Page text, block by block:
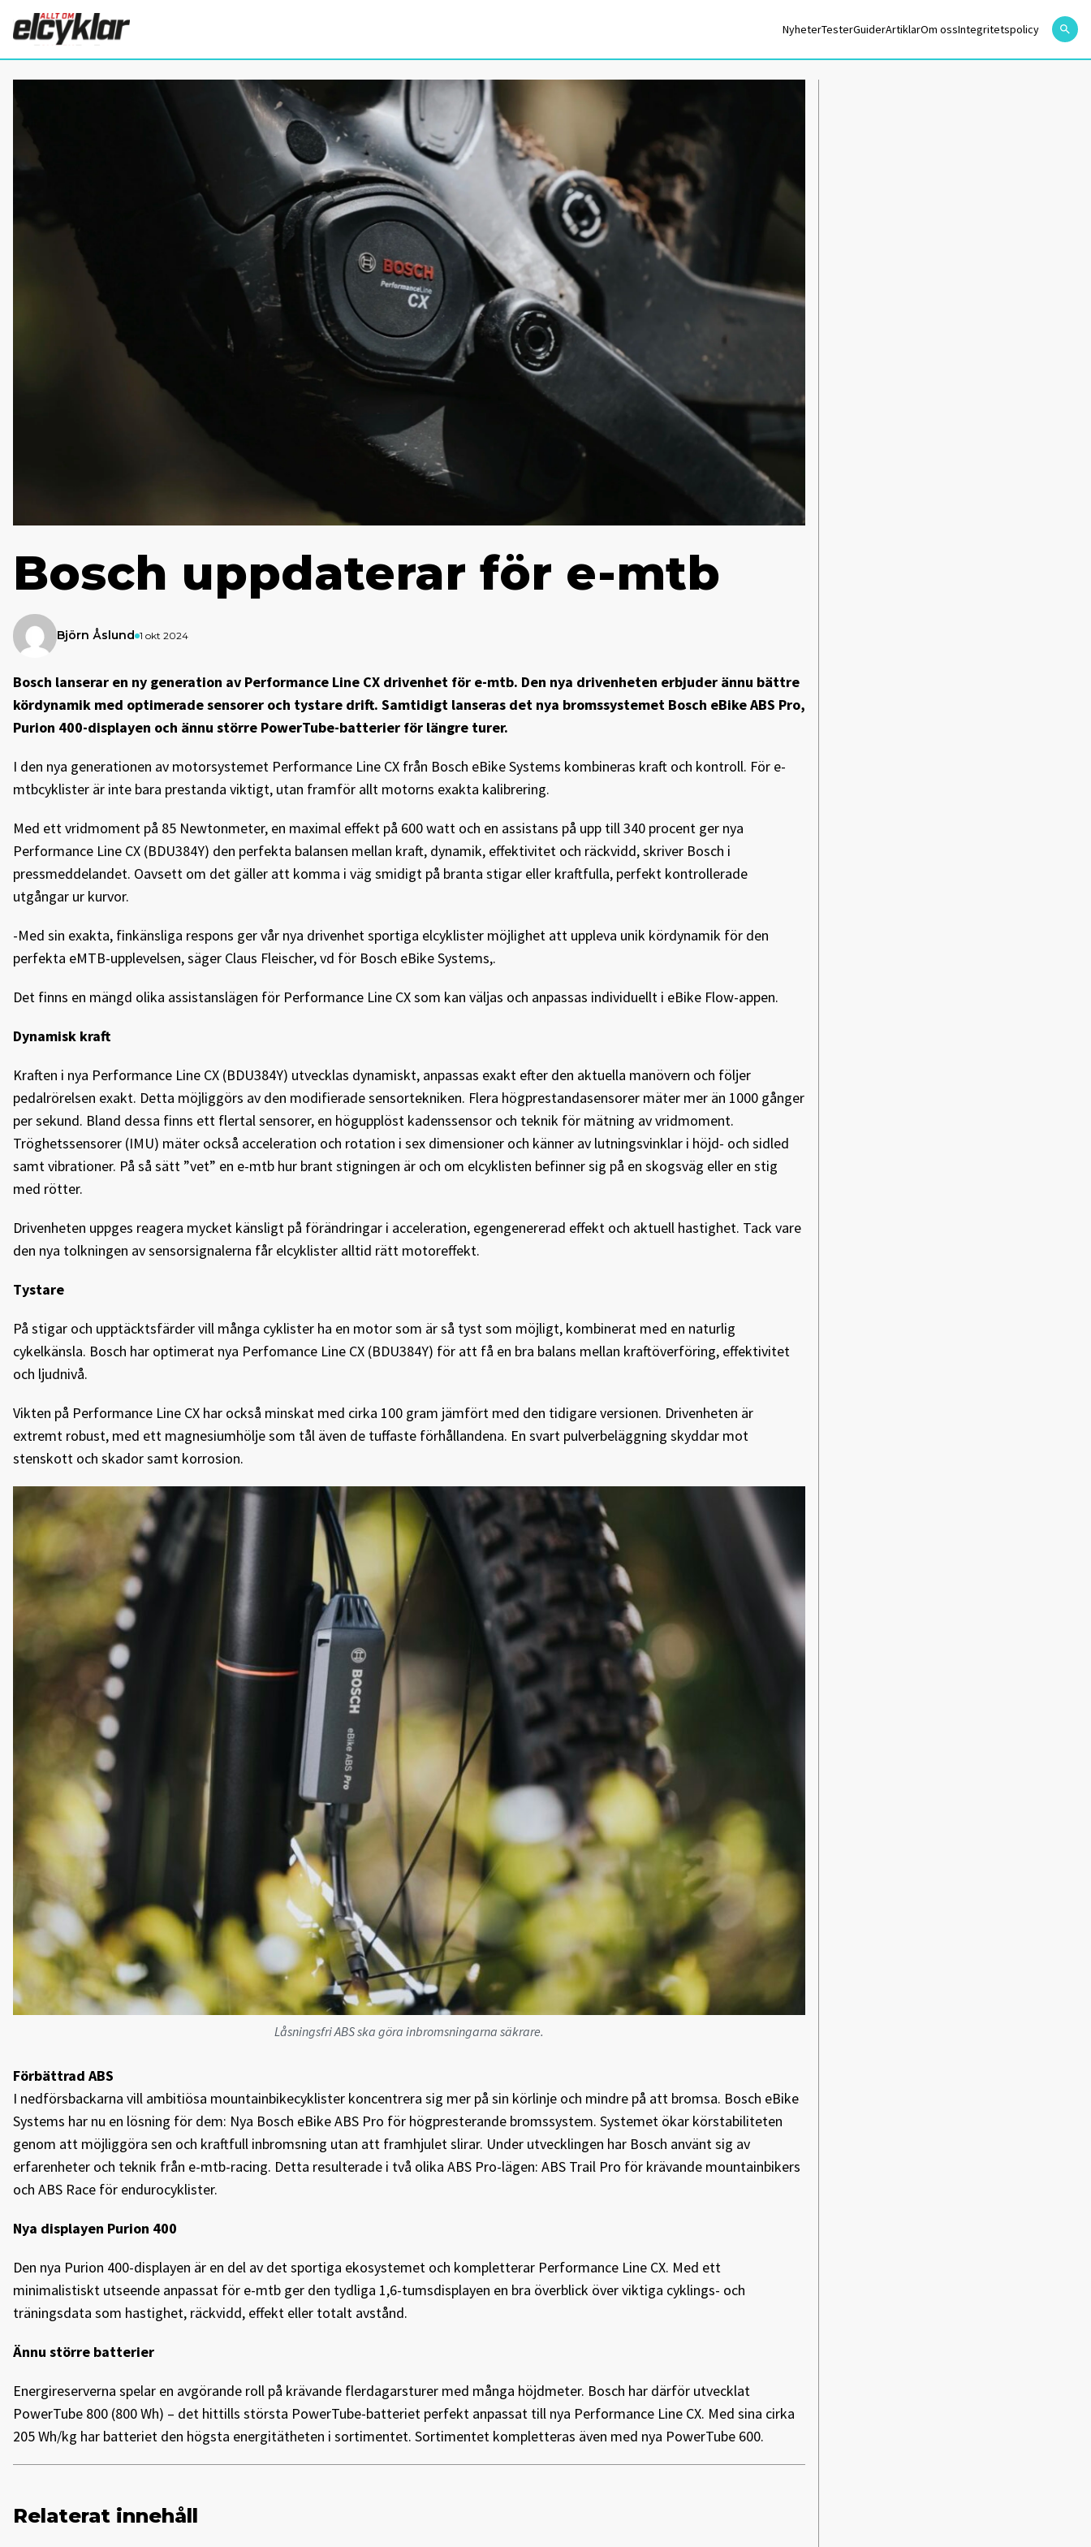
NyheterTesterGuiderArtiklarOm ossIntegritetspolicy
Bosch uppdaterar för e-mtb
Björn Åslund 1 okt 2024
Bosch lanserar en ny generation av Performance Line CX drivenhet för e-mtb. Den nya drivenheten erbjuder ännu bättre
kördynamik med optimerade sensorer och tystare drift. Samtidigt lanseras det nya bromssystemet Bosch eBike ABS Pro,
Purion 400-displayen och ännu större PowerTube-batterier för längre turer.
I den nya generationen av motorsystemet Performance Line CX från Bosch eBike Systems kombineras kraft och kontroll. För e-
mtbcyklister är inte bara prestanda viktigt, utan framför allt motorns exakta kalibrering.
Med ett vridmoment på 85 Newtonmeter, en maximal effekt på 600 watt och en assistans på upp till 340 procent ger nya
Performance Line CX (BDU384Y) den perfekta balansen mellan kraft, dynamik, effektivitet och räckvidd, skriver Bosch i
pressmeddelandet. Oavsett om det gäller att komma i väg smidigt på branta stigar eller kraftfulla, perfekt kontrollerade
utgångar ur kurvor.
-Med sin exakta, finkänsliga respons ger vår nya drivenhet sportiga elcyklister möjlighet att uppleva unik kördynamik för den
perfekta eMTB-upplevelsen, säger Claus Fleischer, vd för Bosch eBike Systems,.
Det finns en mängd olika assistanslägen för Performance Line CX som kan väljas och anpassas individuellt i eBike Flow-appen.
Dynamisk kraft
Kraften i nya Performance Line CX (BDU384Y) utvecklas dynamiskt, anpassas exakt efter den aktuella manövern och följer
pedalrörelsen exakt. Detta möjliggörs av den modifierade sensortekniken. Flera högprestandasensorer mäter mer än 1000 gånger
per sekund. Bland dessa finns ett flertal sensorer, en högupplöst kadenssensor och teknik för mätning av vridmoment.
Tröghetssensorer (IMU) mäter också acceleration och rotation i sex dimensioner och känner av lutningsvinklar i höjd- och sidled
samt vibrationer. På så sätt ”vet” en e-mtb hur brant stigningen är och om elcyklisten befinner sig på en skogsväg eller en stig
med rötter.
Drivenheten uppges reagera mycket känsligt på förändringar i acceleration, egengenererad effekt och aktuell hastighet. Tack vare
den nya tolkningen av sensorsignalerna får elcyklister alltid rätt motoreffekt.
Tystare
På stigar och upptäcktsfärder vill många cyklister ha en motor som är så tyst som möjligt, kombinerat med en naturlig
cykelkänsla. Bosch har optimerat nya Perfomance Line CX (BDU384Y) för att få en bra balans mellan kraftöverföring, effektivitet
och ljudnivå.
Vikten på Performance Line CX har också minskat med cirka 100 gram jämfört med den tidigare versionen. Drivenheten är
extremt robust, med ett magnesiumhölje som tål även de tuffaste förhållandena. En svart pulverbeläggning skyddar mot
stenskott och skador samt korrosion.
Låsningsfri ABS ska göra inbromsningarna säkrare.
Förbättrad ABS
I nedförsbackarna vill ambitiösa mountainbikecyklister koncentrera sig mer på sin körlinje och mindre på att bromsa. Bosch eBike
Systems har nu en lösning för dem: Nya Bosch eBike ABS Pro för högpresterande bromssystem. Systemet ökar körstabiliteten
genom att möjliggöra sen och kraftfull inbromsning utan att framhjulet slirar. Under utvecklingen har Bosch använt sig av
erfarenheter och teknik från e-mtb-racing. Detta resulterade i två olika ABS Pro-lägen: ABS Trail Pro för krävande mountainbikers
och ABS Race för endurocyklister.
Nya displayen Purion 400
Den nya Purion 400-displayen är en del av det sportiga ekosystemet och kompletterar Performance Line CX. Med ett
minimalistiskt utseende anpassat för e-mtb ger den tydliga 1,6-tumsdisplayen en bra överblick över viktiga cyklings- och
träningsdata som hastighet, räckvidd, effekt eller totalt avstånd.
Ännu större batterier
Energireserverna spelar en avgörande roll på krävande flerdagarsturer med många höjdmeter. Bosch har därför utvecklat
PowerTube 800 (800 Wh) – det hittills största PowerTube-batteriet perfekt anpassat till nya Performance Line CX. Med sina cirka
205 Wh/kg har batteriet den högsta energitätheten i sortimentet. Sortimentet kompletteras även med nya PowerTube 600.
Relaterat innehåll